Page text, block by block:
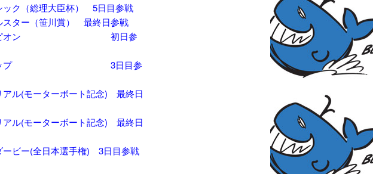
ック（総理大臣杯） 5日目参戦
ター（笹川賞） 最終日参戦
ドチャンピオン 初日参
シャンカップ 3日目参
ル(モーターボート記念) 最終日
ル(モーターボート記念) 最終日
ビー(全日本選手権) 3日目参戦